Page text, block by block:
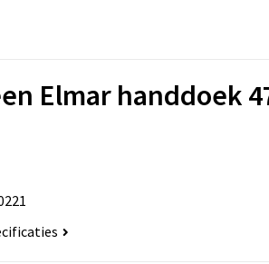
Elmar handdoek